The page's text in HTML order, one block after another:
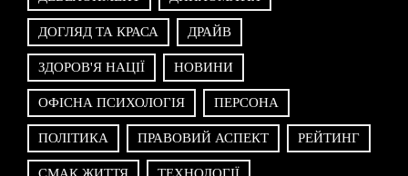
ЗДОРОВ'Я НАЦІЇ НОВИНИ
ОФІСНА ПСИХОЛОГІЯ ПЕРСОНА
ПОЛІТИКА ПРАВОВИЙ АСПЕКТ
СМАК ЖИТТЯ ТЕХНОЛОГІЇ